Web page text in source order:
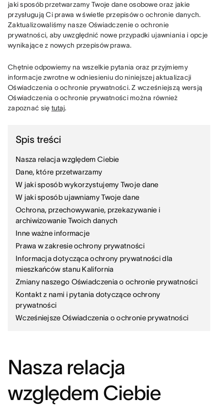
jaki sposób przetwarzamy Twoje dane osobowe oraz jakie
przysługują Ci prawa w świetle przepisów o ochronie danych.
Zaktualizowaliśmy nasze Oświadczenie o ochronie
prywatności, aby uwzględnić nowe przypadki ujawniania i opcje
wynikające z nowych przepisów prawa.
Chętnie odpowiemy na wszelkie pytania oraz przyjmiemy
informacje zwrotne w odniesieniu do niniejszej aktualizacji
Oświadczenia o ochronie prywatności. Z wcześniejszą wersją
Oświadczenia o ochronie prywatności można również
zapoznać się tutaj.
Spis treści
Nasza relacja względem Ciebie
Dane, które przetwarzamy
W jaki sposób wykorzystujemy Twoje dane
W jaki sposób ujawniamy Twoje dane
Ochrona, przechowywanie, przekazywanie i
archiwizowanie Twoich danych
Inne ważne informacje
Prawa w zakresie ochrony prywatności
Informacja dotycząca ochrony prywatności dla
mieszkańców stanu Kalifornia
Zmiany naszego Oświadczenia o ochronie prywatności
Kontakt z nami i pytania dotyczące ochrony
prywatności
Wcześniejsze Oświadczenia o ochronie prywatności
Nasza relacja
względem Ciebie